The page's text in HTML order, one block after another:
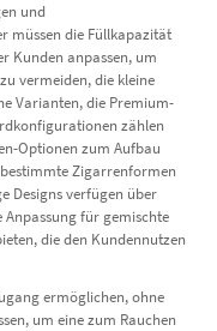
und
müssen die Füllkapazität
Kunden anpassen, um
vermeiden, die kleine
Varianten, die Premium-
zählen
Optionen zum Aufbau
Zigarrenformen
Designs verfügen über
für gemischte
die den Kundennutzen
ermöglichen, ohne
um eine zum Rauchen